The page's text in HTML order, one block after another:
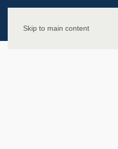
Skip to main content